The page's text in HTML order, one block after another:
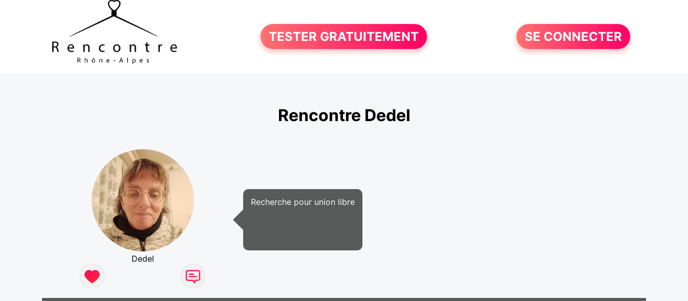
TESTER GRATUITEMENT SE CONNECTER
Rencontre Dedel
Dedel
Recherche pour union libre